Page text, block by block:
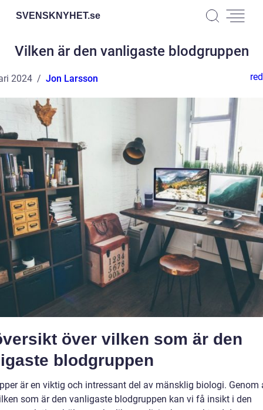
SVENSKNYHET.se
Vilken är den vanligaste blodgruppen
2024 Jon Larsson
över vilken som är den
blodgruppen
är en viktig och intressant del av mänsklig biologi. Genom
som är den vanligaste blodgruppen kan vi få insikt i den